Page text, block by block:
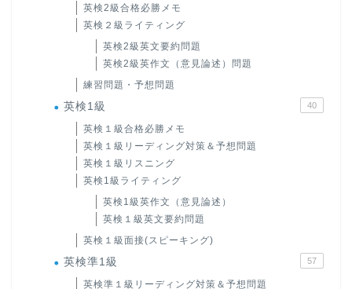
英検2級合格必勝メモ
英検２級ライティング
英検2級英文要約問題
英検2級英作文（意見論述）問題
練習問題・予想問題
英検1級 40
英検１級合格必勝メモ
英検１級リーディング対策＆予想問題
英検１級リスニング
英検1級ライティング
英検1級英作文（意見論述）
英検１級英文要約問題
英検１級面接(スピーキング)
英検準1級 57
英検準１級リーディング対策＆予想問題